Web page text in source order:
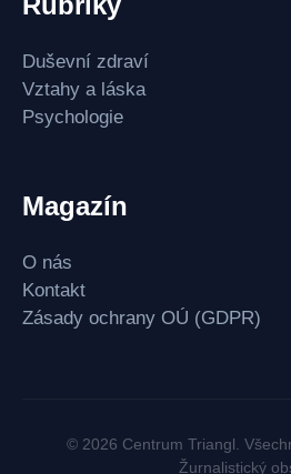
Duševní zdraví
Vztahy a láska
Psychologie
Magazín
O nás
Kontakt
Zásady ochrany OÚ (GDPR)
© 2026 Centrum Triangl.
Žurnalistický